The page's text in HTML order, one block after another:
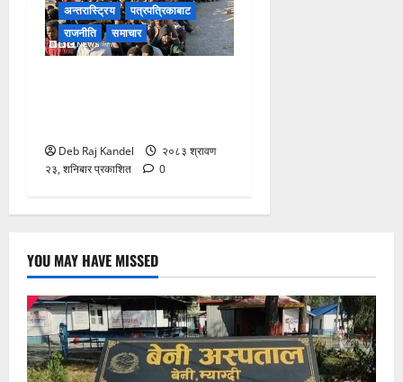
अन्तरास्ट्रिय
पत्रपत्रिकाबाट
राजनीति
समाचार
Deb Raj Kandel
२०८३ श्रावण
२३, शनिबार प्रकाशित
0
YOU MAY HAVE MISSED